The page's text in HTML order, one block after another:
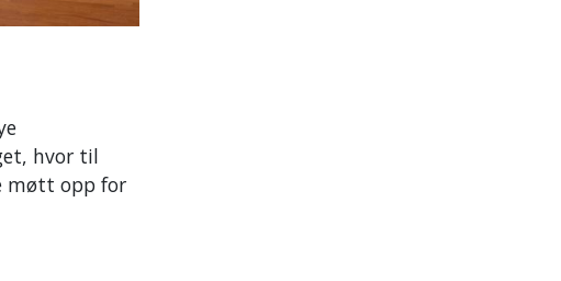
hvor til
møtt opp for